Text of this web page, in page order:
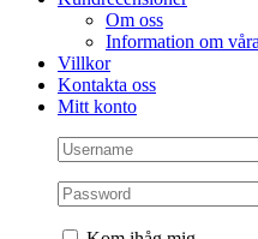
Om oss
Information om
Villkor
Kontakta oss
Mitt konto